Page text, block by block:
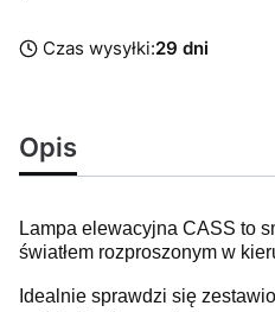
Czas wysyłki:29 dni
Opis
Lampa elewacyjna CASS to
światłem rozproszonym w
Idealnie sprawdzi się